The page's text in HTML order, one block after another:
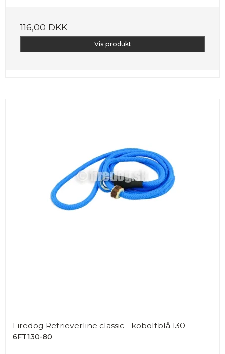
116,00 DKK
Vis produkt
Firedog Retrieverline classic - koboltblå 130
6FT130-80